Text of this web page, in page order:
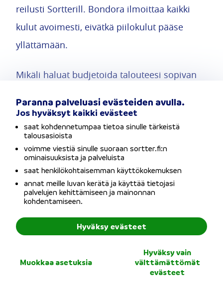
Paranna palveluasi evästeiden avulla.
Jos hyväksyt kaikki evästeet
saat kohdennetumpaa tietoa sinulle tärkeistä
talousasioista
voimme viestiä sinulle suoraan sortter.fi:n
ominaisuuksista ja palveluista
saat henkilökohtaisemman käyttökokemuksen
annat meille luvan kerätä ja käyttää tietojasi
palvelujen kehittämiseen ja mainonnan
kohdentamiseen.
Muokkaa asetuksia
Hyväksy vain
välttämättömät
evästeet
Hyväksy evästeet
reilusti Sortterill. Bondora ilmoittaa kaikki
kulut avoimesti, eivätkä piilokulut pääse
yllättämään.
Mikäli haluat budjetoida talouteesi sopivan
voit hyödyntää siihen tarkoitettua
lainalaskuria. Lainalaskurin avulla voit
selvittää, miten lainasumma ja laina-aika
vaikuttavat lainan kokonaiskustannuksiin.
Lainalaskurin arvot ovat viitteellisiä, ja pankki
tekee luottopäätöksen aina
tapauskohtaisesti.
Vertaa Bondoran lainat